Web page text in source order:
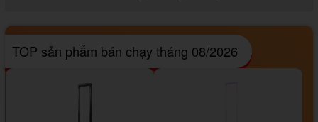
TOP sản phẩm bán chạy tháng 08/2026